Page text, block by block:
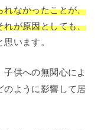
れなかったことが、
れが原因としても、
います。
子供への無関心によ
のように影響して居